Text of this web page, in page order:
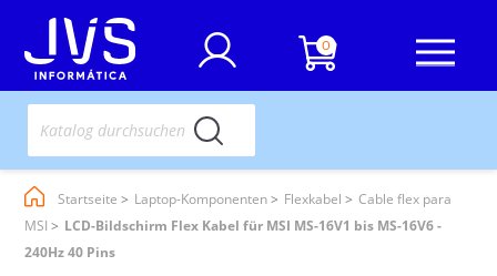
0
Startseite Laptop-Komponenten Flexkabel
Cable flex para
MSI
LCD-Bildschirm Flex Kabel für MSI MS-16V1 bis MS-16V6 -
240Hz 40 Pins